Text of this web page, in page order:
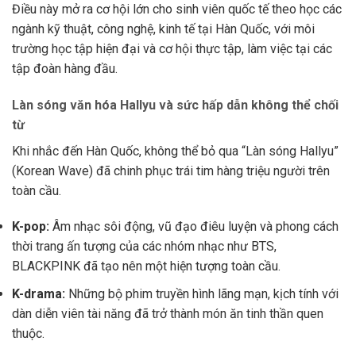
Điều này mở ra cơ hội lớn cho sinh viên quốc tế theo học các
ngành kỹ thuật, công nghệ, kinh tế tại Hàn Quốc, với môi
trường học tập hiện đại và cơ hội thực tập, làm việc tại các
tập đoàn hàng đầu.
Làn sóng văn hóa Hallyu và sức hấp dẫn không thể chối
từ
Khi nhắc đến Hàn Quốc, không thể bỏ qua “Làn sóng Hallyu”
(Korean Wave) đã chinh phục trái tim hàng triệu người trên
toàn cầu.
K-pop: Âm nhạc sôi động, vũ đạo điêu luyện và phong cách
thời trang ấn tượng của các nhóm nhạc như BTS,
BLACKPINK đã tạo nên một hiện tượng toàn cầu.
K-drama: Những bộ phim truyền hình lãng mạn, kịch tính với
dàn diễn viên tài năng đã trở thành món ăn tinh thần quen
thuộc.